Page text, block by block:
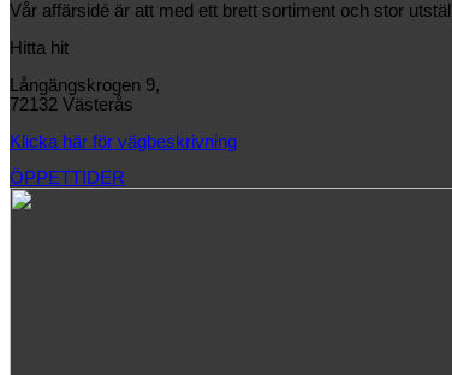
Vår affärsidé är att med ett brett sortiment och stor
Hitta hit
Långängskrogen 9,
72132 Västerås
Klicka här för vägbeskrivning
ÖPPETTIDER